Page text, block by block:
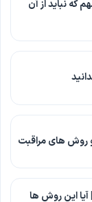
| 4 علت مهم که نباید از آن
روش های مراقبت
این روش ها